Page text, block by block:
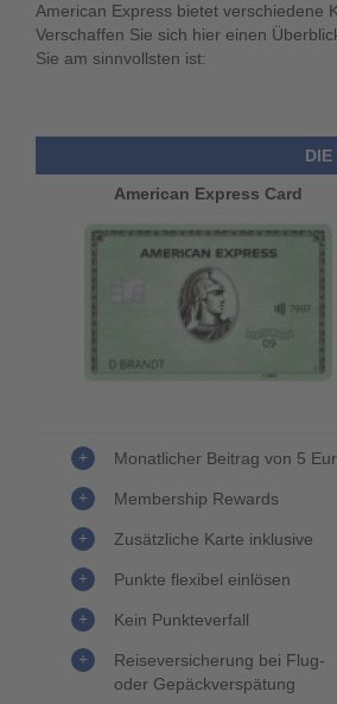
American Express bietet verschiedene
Verschaffen Sie sich hier einen
Sie am sinnvollsten ist:
American Express Card
Monatlicher Beitrag von 5
Membership Rewards
Zusätzliche Karte inklusive
Punkte flexibel einlösen
Kein Punkteverfall
Reiseversicherung bei Flug-
oder Gepäckverspätung